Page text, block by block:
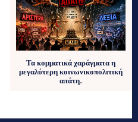
Τα κομματικά χαράγματα η
μεγαλύτερη κοινωνικοπολιτική
απάτη.